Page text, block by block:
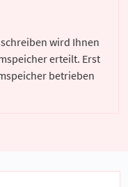
wird Ihnen
erteilt. Erst
betrieben